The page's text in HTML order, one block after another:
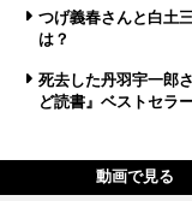
つげ義春さんと白土
は？
死去した丹羽宇一郎
ど読書』ベストセラ
動画で見る